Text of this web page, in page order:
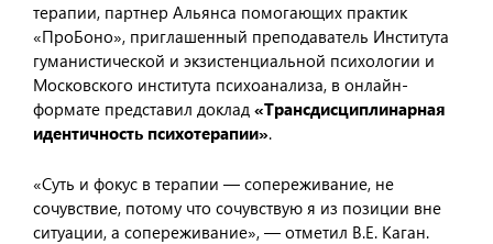
терапии, партнер Альянса помогающих практик
«ПроБоно», приглашенный преподаватель Института
гуманистической и экзистенциальной психологии и
Московского института психоанализа, в онлайн-
формате представил доклад «Трансдисциплинарная
идентичность психотерапии».
«Суть и фокус в терапии — сопереживание, не
сочувствие, потому что сочувствую я из позиции вне
ситуации, а сопереживание», — отметил В.Е. Каган.